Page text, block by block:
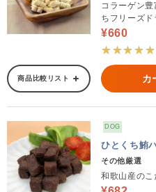
コラーゲン
ちフリーズ
¥660
★★★★★
商品比較リスト カ
DOG
ひとくち鮪
その他厳選
和歌山産の